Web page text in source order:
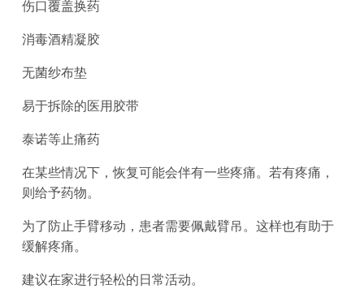
伤口覆盖换药
消毒酒精凝胶
无菌纱布垫
易于拆除的医用胶带
泰诺等止痛药
在某些情况下，恢复可能会伴有一些疼痛。若有疼痛，
则给予药物。
为了防止手臂移动，患者需要佩戴臂吊。这样也有助于
缓解疼痛。
建议在家进行轻松的日常活动。